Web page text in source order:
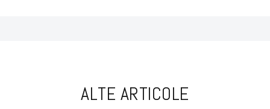
ALTE ARTICOLE